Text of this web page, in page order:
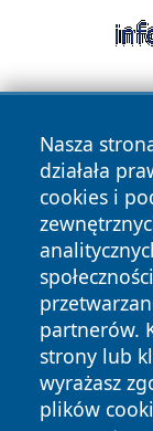
Nasza
działała
cookies i
partnerów.
strony lub
wyrażasz
plików
Copyright ©
zastrzeżone.
News Autorzy